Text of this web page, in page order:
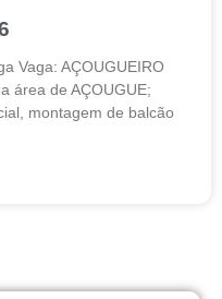
Vaga: AÇOUGUEIRO
área de AÇOUGUE;
montagem de balcão